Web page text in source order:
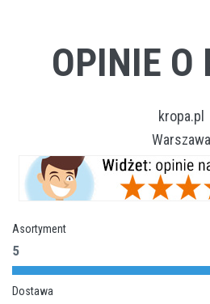
OPINIE O
kropa.pl
Warszawa
Asortyment
5
Dostawa